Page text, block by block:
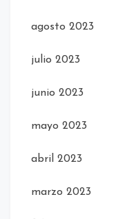
agosto 2023
julio 2023
junio 2023
mayo 2023
abril 2023
marzo 2023